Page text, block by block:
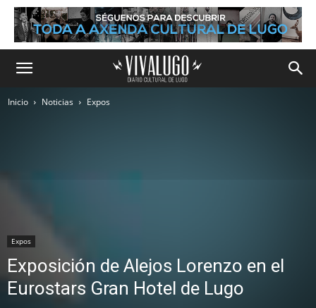
Inicio Noticias Expos
Expos
Exposición de Alejos Lorenzo en el
Eurostars Gran Hotel de Lugo